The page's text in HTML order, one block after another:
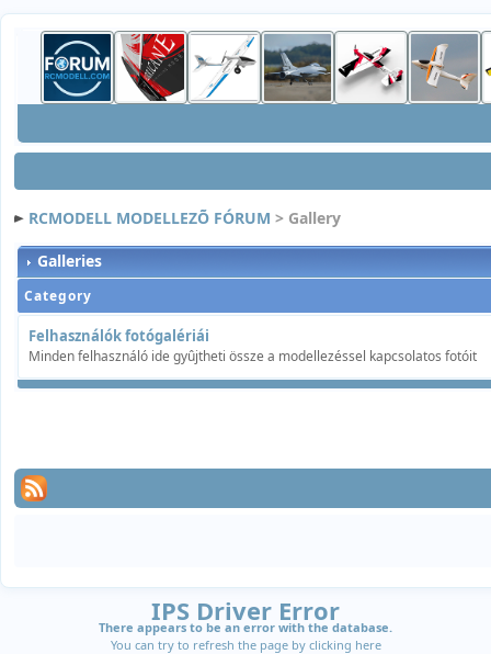
RCMODELL MODELLEZÕ FÓRUM > Gallery
Galleries
Category
Felhasználók fotógalériái
Minden felhasználó ide gyûjtheti össze a modellezéssel kapcsolatos fotóit
IPS Driver Error
There appears to be an error with the database.
You can try to refresh the page by clicking here